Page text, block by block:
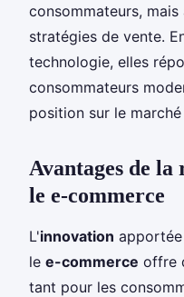
consommateurs,
stratégies de vente.
technologie, elles
consommateurs
position sur le
Avantages de
le e-commerce
L'innovation
le e-commerce offre
tant pour les